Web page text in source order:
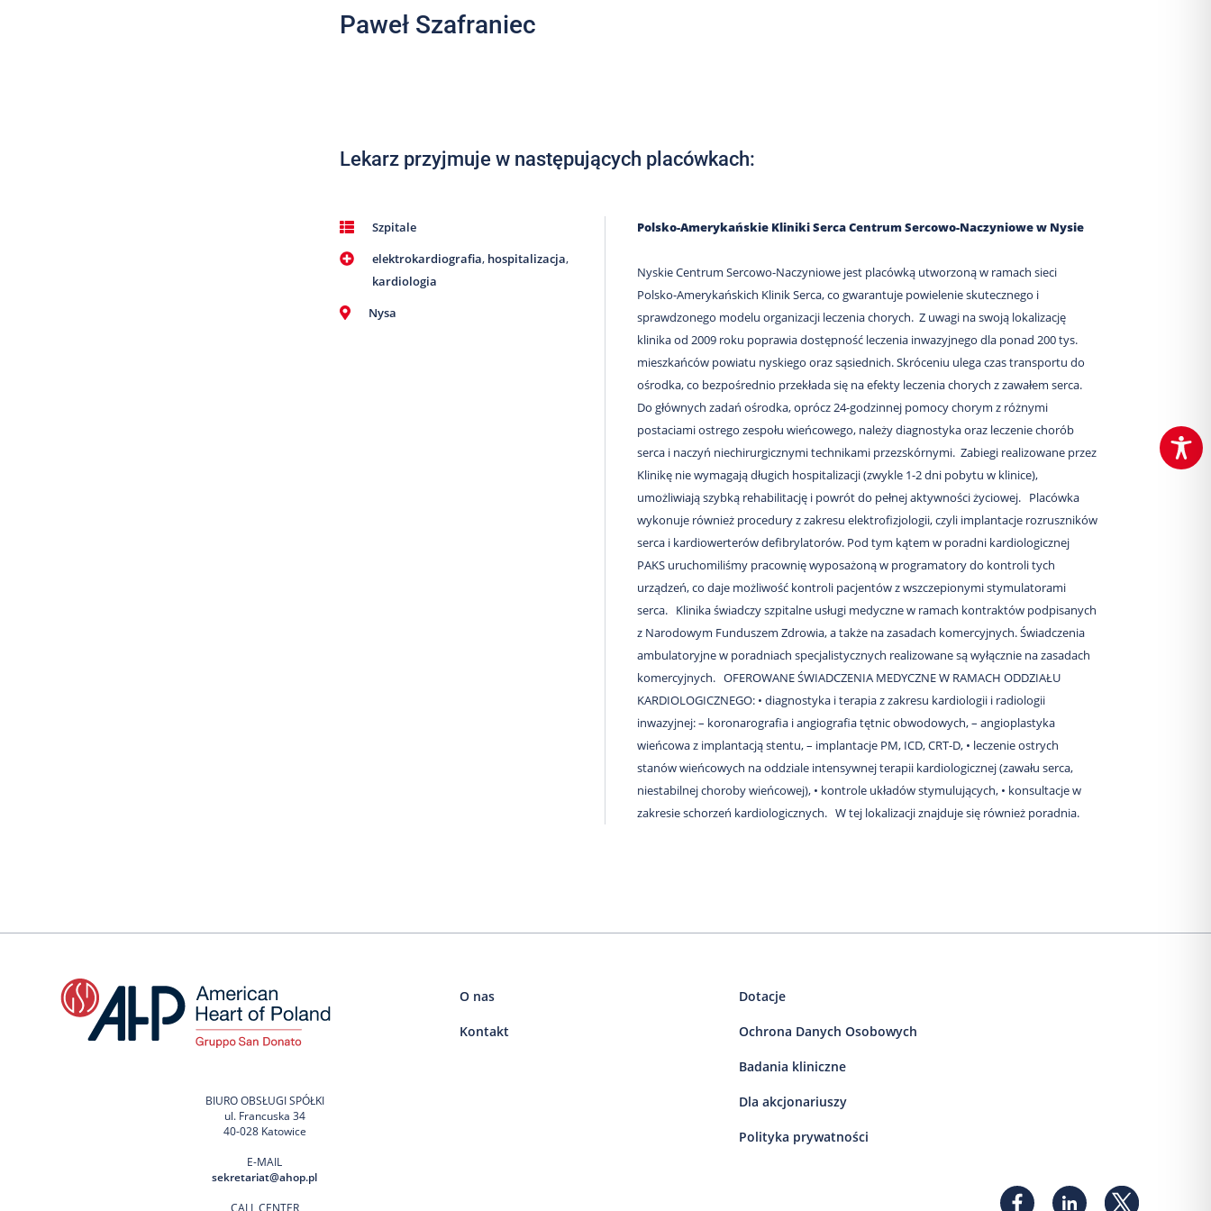
Paweł Szafraniec
Lekarz przyjmuje w następujących placówkach:
Szpitale
elektrokardiografia, hospitalizacja,
kardiologia
Nysa
Polsko-Amerykańskie Kliniki Serca Centrum Sercowo-Naczyniowe w Nysie
Nyskie Centrum Sercowo-Naczyniowe jest placówką utworzoną w ramach sieci
Polsko-Amerykańskich Klinik Serca, co gwarantuje powielenie skutecznego i
sprawdzonego modelu organizacji leczenia chorych. Z uwagi na swoją lokalizację
klinika od 2009 roku poprawia dostępność leczenia inwazyjnego dla ponad 200 tys.
mieszkańców powiatu nyskiego oraz sąsiednich. Skróceniu ulega czas transportu do
ośrodka, co bezpośrednio przekłada się na efekty leczenia chorych z zawałem serca.
Do głównych zadań ośrodka, oprócz 24-godzinnej pomocy chorym z różnymi
postaciami ostrego zespołu wieńcowego, należy diagnostyka oraz leczenie chorób
serca i naczyń niechirurgicznymi technikami przezskórnymi. Zabiegi realizowane przez
Klinikę nie wymagają długich hospitalizacji (zwykle 1-2 dni pobytu w klinice),
umożliwiają szybką rehabilitację i powrót do pełnej aktywności życiowej. Placówka
wykonuje również procedury z zakresu elektrofizjologii, czyli implantacje rozruszników
serca i kardiowerterów defibrylatorów. Pod tym kątem w poradni kardiologicznej
PAKS uruchomiliśmy pracownię wyposażoną w programatory do kontroli tych
urządzeń, co daje możliwość kontroli pacjentów z wszczepionymi stymulatorami
serca. Klinika świadczy szpitalne usługi medyczne w ramach kontraktów podpisanych
z Narodowym Funduszem Zdrowia, a także na zasadach komercyjnych. Świadczenia
ambulatoryjne w poradniach specjalistycznych realizowane są wyłącznie na zasadach
komercyjnych. OFEROWANE ŚWIADCZENIA MEDYCZNE W RAMACH ODDZIAŁU
KARDIOLOGICZNEGO: • diagnostyka i terapia z zakresu kardiologii i radiologii
inwazyjnej: – koronarografia i angiografia tętnic obwodowych, – angioplastyka
wieńcowa z implantacją stentu, – implantacje PM, ICD, CRT-D, • leczenie ostrych
stanów wieńcowych na oddziale intensywnej terapii kardiologicznej (zawału serca,
niestabilnej choroby wieńcowej), • kontrole układów stymulujących, • konsultacje w
zakresie schorzeń kardiologicznych. W tej lokalizacji znajduje się również poradnia.
BIURO OBSŁUGI SPÓŁKI
ul. Francuska 34
40-028 Katowice
E-MAIL
sekretariat@ahop.pl
CALL CENTER
O nas
Kontakt
Dotacje
Ochrona Danych Osobowych
Badania kliniczne
Dla akcjonariuszy
Polityka prywatności